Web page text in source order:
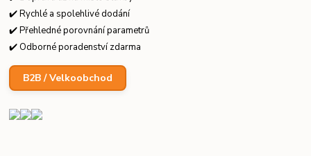
✔️ Rychlé a spolehlivé dodání
✔️ Přehledné porovnání parametrů
✔️ Odborné poradenství zdarma
B2B / Velkoobchod